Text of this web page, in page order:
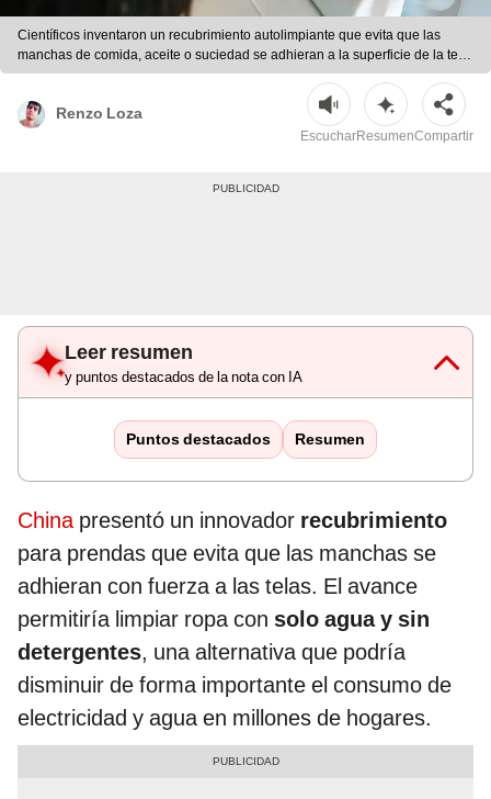
Científicos inventaron un recubrimiento autolimpiante que evita que las
manchas de comida, aceite o suciedad se adhieran a la superficie de la tela.
Foto: IStock
Renzo Loza
EscucharResumenCompartir
Leer resumen
y puntos destacados de la nota con IA
Puntos destacados Resumen
Chinapresentó un innovador recubrimiento
para prendas que evita que las manchas se
adhieran con fuerza a las telas. El avance
permitiría limpiar ropa con solo agua y sin
detergentes, una alternativa que podría
disminuir de forma importante el consumo de
electricidad y agua en millones de hogares.